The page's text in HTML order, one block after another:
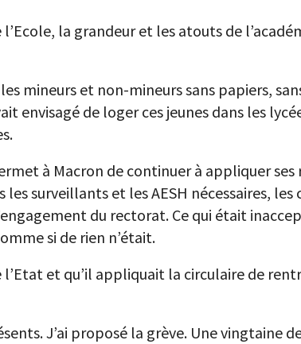
l’Ecole, la grandeur et les atouts de
mineurs et non-mineurs sans papiers,
envisagé de loger ces jeunes dans les
à Macron de continuer à appliquer
surveillants et les AESH nécessaires, les
du rectorat. Ce qui était
si de rien n’était.
et qu’il appliquait la circulaire de
J’ai proposé la grève. Une vingtaine